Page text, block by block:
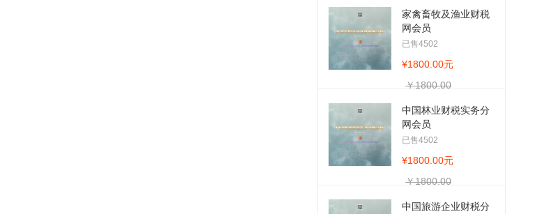
家禽畜牧及渔业财税
网会员
已售4502
¥1800.00元
￥1800.00
中国林业财税实务分
网会员
已售4502
¥1800.00元
￥1800.00
中国旅游企业财税分